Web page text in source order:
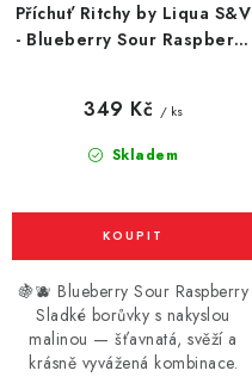
Příchuť Ritchy by Liqua S&V
- Blueberry Sour Raspberry
Skladem
349 Kč / ks
🍇🫐 Blueberry Sour Raspberry
Sladké borůvky s nakyslou
malinou — šťavnatá, svěží a
krásně vyvážená kombinace.